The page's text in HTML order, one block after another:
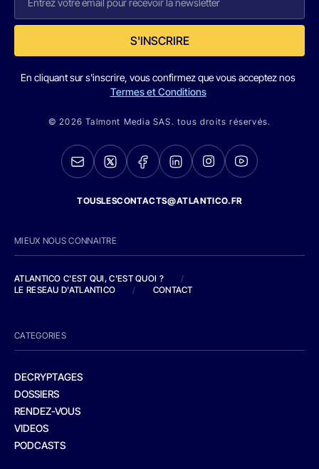
S'INSCRIRE
En cliquant sur s'inscrire, vous confirmez que vous acceptez nos
Termes et Conditions
© 2026 Talmont Media SAS. tous droits réservés.
TOUSLESCONTACTS@ATLANTICO.FR
MIEUX NOUS CONNAITRE
ATLANTICO C'EST QUI, C'EST QUOI ?
/
LE RESEAU D'ATLANTICO
/ CONTACT
CATEGORIES
DECRYPTAGES
DOSSIERS
RENDEZ-VOUS
VIDEOS
PODCASTS